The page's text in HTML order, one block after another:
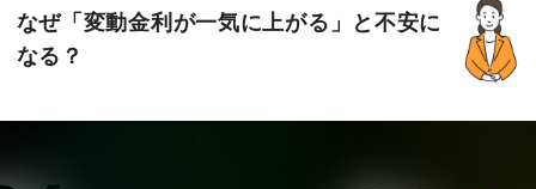
なぜ「変動金利が一気に上がる」と不安に
なる？